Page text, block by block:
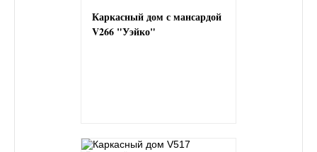
Каркасный дом с мансардой
V266 "Уэйко"